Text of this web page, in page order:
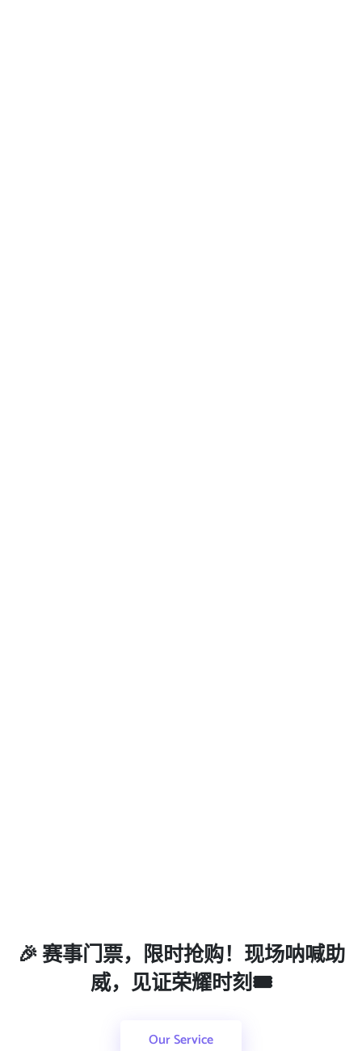
🎉 赛事门票，限时抢购！现场呐喊助
威，见证荣耀时刻🎟️
Our Service